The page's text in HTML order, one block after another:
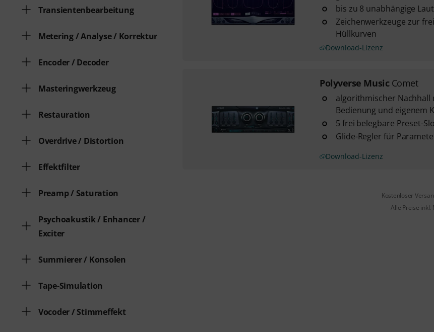
Transientenbearbeitung
Metering / Analyse / Korrektur
Encoder / Decoder
Masteringwerkzeug
Restauration
Overdrive / Distortion
Effektfilter
Preamp / Saturation
Psychoakustik / Enhancer /
Exciter
Summierer / Konsolen
Tape-Simulation
Vocoder / Stimmeffekt
bis zu 8 unabhängige
Zeichenwerkzeuge zur
Hüllkurven
Download-Lizenz
Polyverse Music Comet
algorithmischer
Bedienung und eigenem
5 frei belegbare Preset-
Glide-Regler für
Download-Lizenz
Kostenloser
Alle Preise inkl.